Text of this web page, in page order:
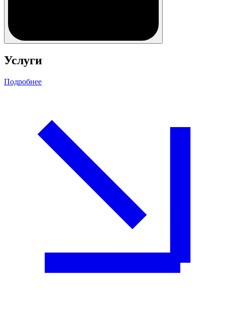
Услуги
Подробнее